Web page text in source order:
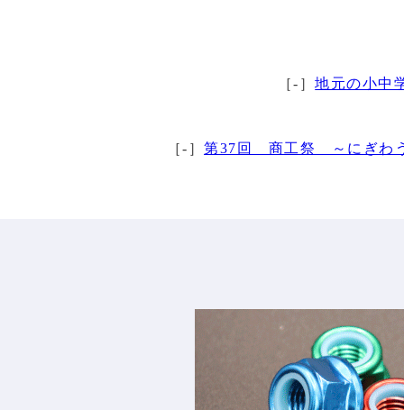
［-］地元の小中
［-］ 第37回 商工祭 ～にぎわ